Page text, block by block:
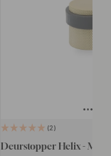
2
Deurstopper Helix -